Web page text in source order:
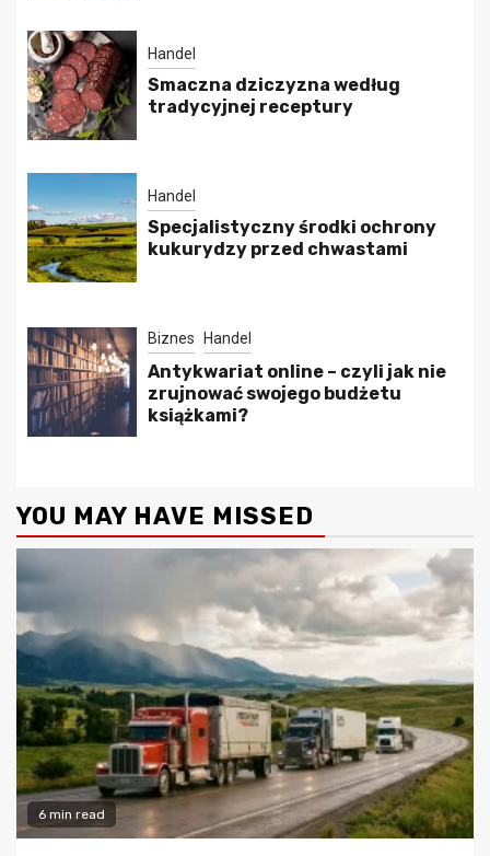
Handel
Smaczna dziczyzna według
tradycyjnej receptury
Handel
Specjalistyczny środki ochrony
kukurydzy przed chwastami
Biznes Handel
Antykwariat online – czyli jak nie
zrujnować swojego budżetu
książkami?
YOU MAY HAVE MISSED
6 min read